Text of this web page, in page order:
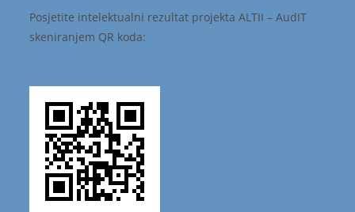
Posjetite intelektualni rezultat projekta ALTII – AudIT
skeniranjem QR koda: